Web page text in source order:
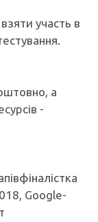
участь в
а
-
Google-